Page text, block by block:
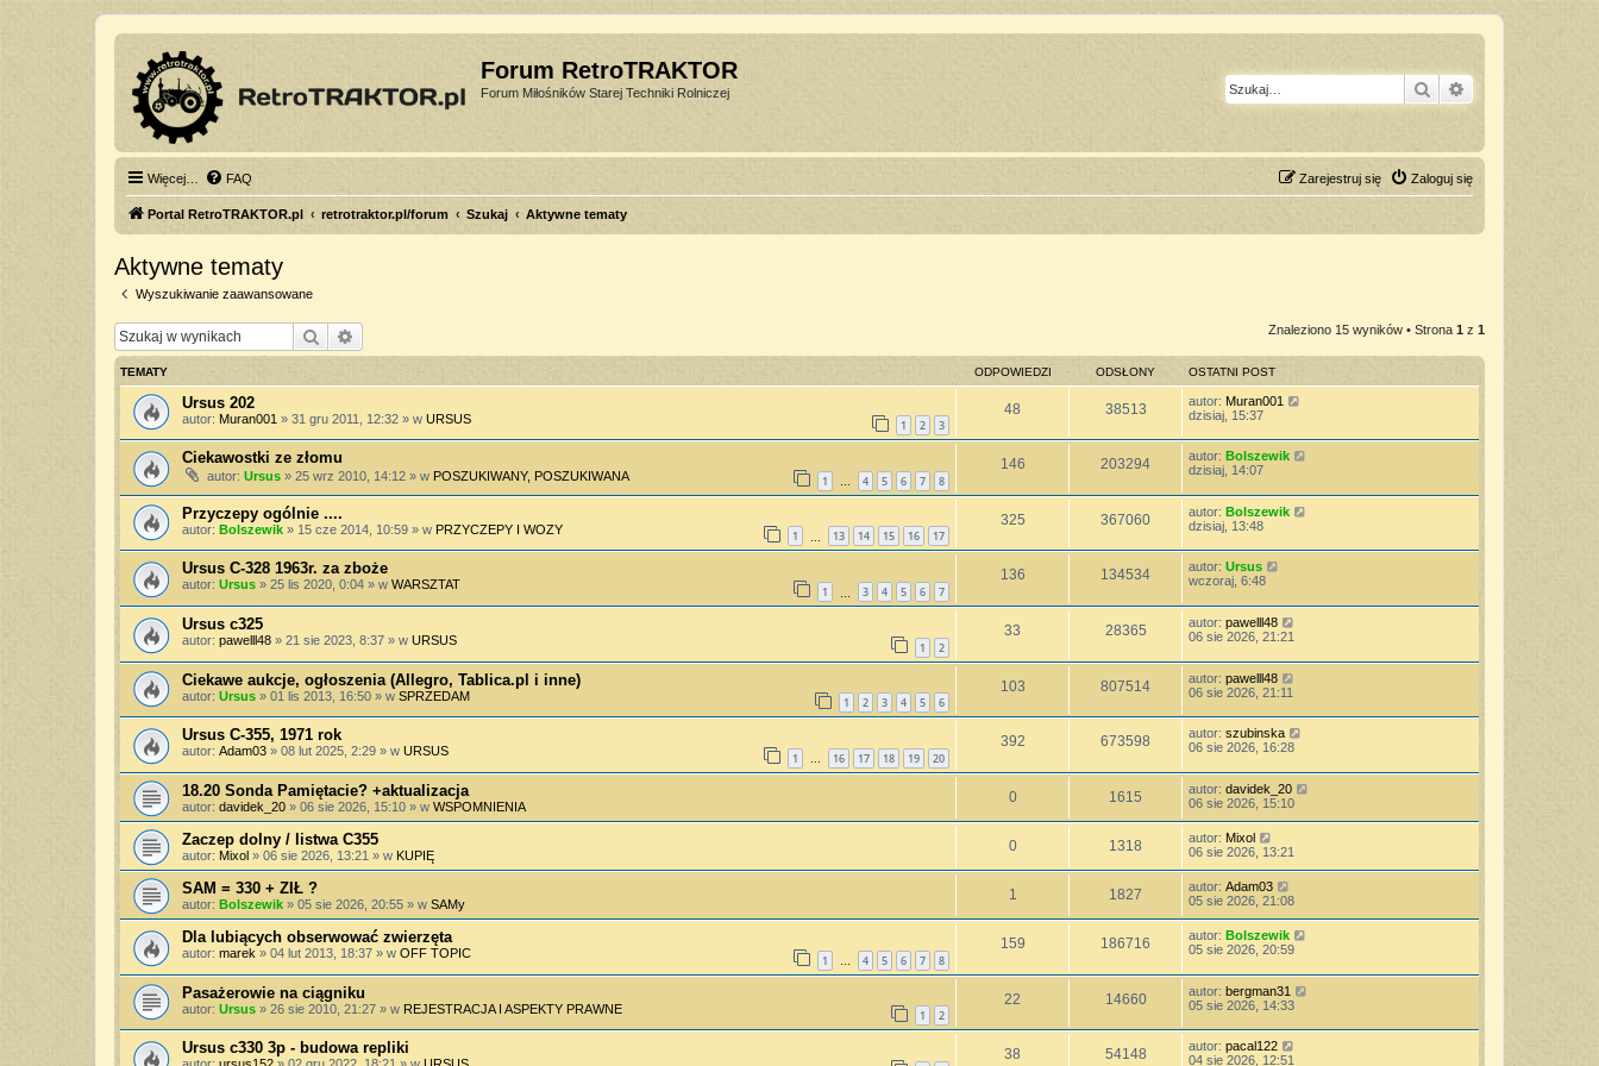
Forum RetroTRAKTOR
Forum Miłośników Starej Techniki Rolniczej Szukaj
Więcej… FAQ Zaloguj się
Zarejestruj się
Portal RetroTRAKTOR.pl retrotraktor.pl/forum Szukaj Aktywne tematy
Aktywne tematy
Wyszukiwanie zaawansowane
Szukaj Znaleziono 15 wyników • Strona 1 z 1
TEMATY ODPOWIEDZI ODSŁONY OSTATNI POST
Ursus 202
autor: Muran001 » 31 gru 2011, 12:32 » w URSUS 1 2 3
48 38513 autor: Muran001
dzisiaj, 15:37
Ciekawostki ze złomu
autor: Ursus » 25 wrz 2010, 14:12 » w POSZUKIWANY, POSZUKIWANA 1 … 4 5 6 7 8
146 203294 autor: Bolszewik
dzisiaj, 14:07
Przyczepy ogólnie ....
autor: Bolszewik » 15 cze 2014, 10:59 » w PRZYCZEPY I WOZY 1 13 14 15 16 17
325 367060 autor: Bolszewik
dzisiaj, 13:48
Ursus C-328 1963r. za zboże
autor: Ursus » 25 lis 2020, 0:04 » w WARSZTAT 1 3 4 5 6 7
136 134534 autor: Ursus
wczoraj, 6:48
Ursus c325
autor: pawelll48 » 21 sie 2023, 8:37 » w URSUS 1 2
33 28365 autor: pawelll48
06 sie 2026, 21:21
Ciekawe aukcje, ogłoszenia (Allegro, Tablica.pl i inne)
autor: Ursus » 01 lis 2013, 16:50 » w SPRZEDAM 1 2 3 4 5 6
103 807514 autor: pawelll48
06 sie 2026, 21:11
Ursus C-355, 1971 rok
autor: Adam03 » 08 lut 2025, 2:29 » w URSUS 1 … 16 17 18 19 20
392 673598 autor: szubinska
06 sie 2026, 16:28
18.20 Sonda Pamiętacie? +aktualizacja
autor: davidek_20 » 06 sie 2026, 15:10 » w WSPOMNIENIA
0 1615 autor: davidek_20
06 sie 2026, 15:10
Zaczep dolny / listwa C355
autor: Mixol » 06 sie 2026, 13:21 » w KUPIĘ
0 1318 autor: Mixol
06 sie 2026, 13:21
SAM = 330 + ZIŁ ?
autor: Bolszewik » 05 sie 2026, 20:55 » w SAMy
1 1827 autor: Adam03
05 sie 2026, 21:08
Dla lubiących obserwować zwierzęta
autor: marek » 04 lut 2013, 18:37 » w OFF TOPIC 1 … 4 5 6 7 8
159 186716 autor: Bolszewik
05 sie 2026, 20:59
Pasażerowie na ciągniku
autor: Ursus » 26 sie 2010, 21:27 » w REJESTRACJA I ASPEKTY PRAWNE 1 2
22 14660 autor: bergman31
05 sie 2026, 14:33
Ursus c330 3p - budowa repliki 38 54148 autor: pacal122
04 sie 2026, 12:51